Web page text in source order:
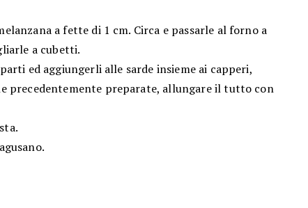
a fette di 1 cm. Circa e passarle al forno a
a cubetti.
ed aggiungerli alle sarde insieme ai capperi,
precedentemente preparate, allungare il tutto con